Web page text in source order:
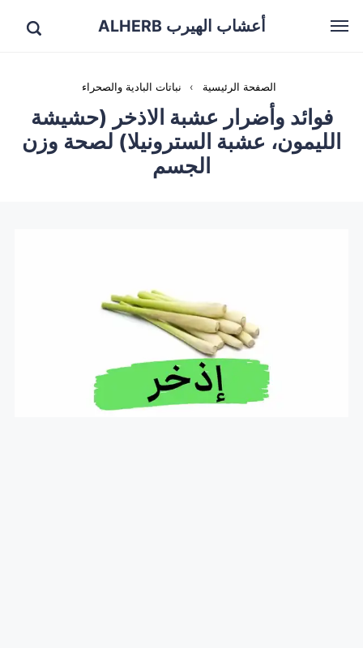
أعشاب الهيرب ALHERB
الصفحة الرئيسية › نباتات البادية والصحراء
فوائد وأضرار عشبة الاذخر (حشيشة
الليمون، عشبة السترونيلا) لصحة وزن
الجسم